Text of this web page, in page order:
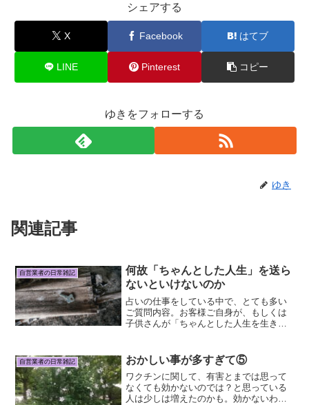
シェアする
X Facebook はてブ
LINE Pinterest コピー
ゆきをフォローする
ゆき
関連記事
自営業者の日常雑記
何故「ちゃんとした人生」を送ら
ないといけないのか
占いの仕事をしている中で、とても多い
ご質問内容。お客様ご自身が、もしくは
子供さんが「ちゃんとした人生を生きら
に行ってちゃんと友達を作ってちゃんと
勉強してちゃんと大学ま...
自営業者の日常雑記 おかしい事が多すぎて⑤
ワクチンに関して、有害とまでは思って
なくても効かないのでは？と思っている
人は少しは増えたのかも。効かないわり